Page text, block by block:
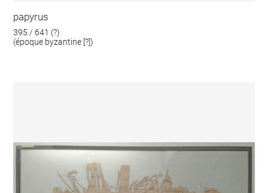
papyrus
395 / 641 (?)
(époque byzantine [?])